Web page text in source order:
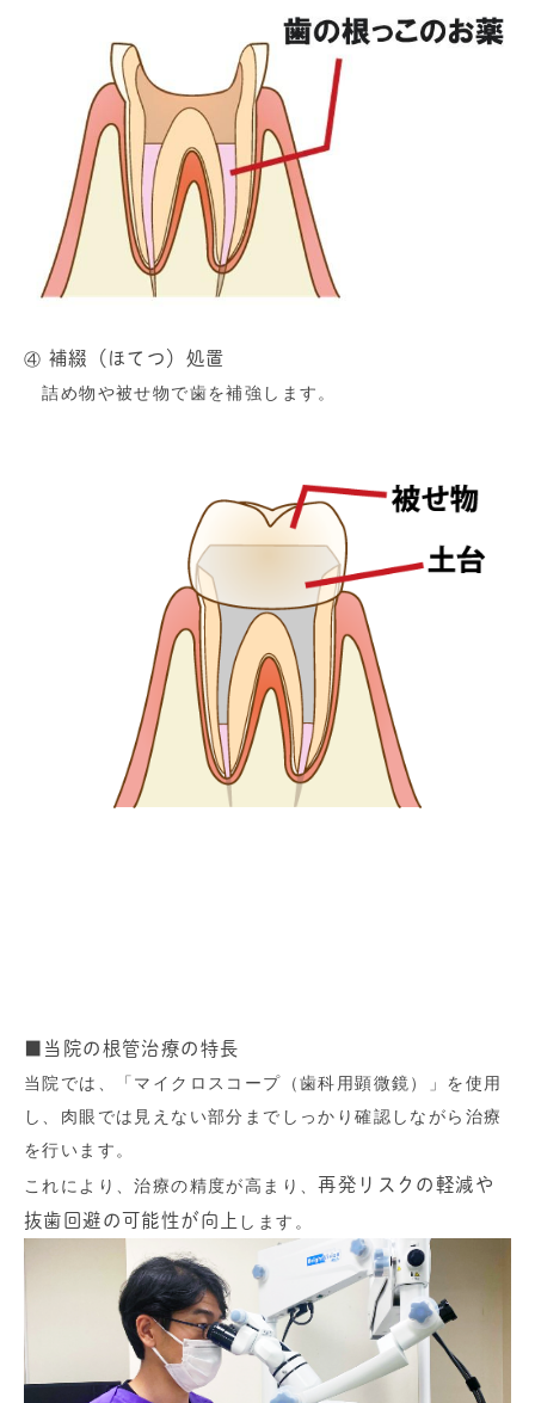
④ 補綴（ほてつ）処置
詰め物や被せ物で歯を補強します。
■当院の根管治療の特長
当院では、「マイクロスコープ（歯科用顕微鏡）」を使用
し、肉眼では見えない部分までしっかり確認しながら治療
を行います。
これにより、治療の精度が高まり、再発リスクの軽減や
抜歯回避の可能性が向上 します。